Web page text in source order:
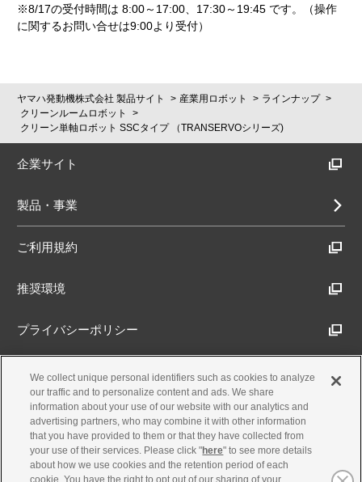
※8/17の受付時間は 8:00～17:00、17:30～19:45 です。（操作
に関するお問い合せは9:00より受付）
ヤマハ発動機株式会社 製品サイト 産業用ロボット
ラインナップ
クリーンルームロボット
クリーン単軸ロボット SSCタイプ （TRANSERVOシリーズ)
企業サイト
製品・事業
ご利用規約
推奨環境
プライバシーポリシー
Cookieポリシー
アクセシビリティ方針
古物営業法に基づく表示
We collect unique personal identifiers such as cookies to analyze
our traffic and to personalize content and ads. We share
information about your use of our website with our analytics and
advertising partners, who may combine it with other information
that you have provided to them or that they have collected from
your use of their services. Please click "here" to see more details
about how we use cookies and the retention period of each
cookie. You have the right to opt out of our sharing of your